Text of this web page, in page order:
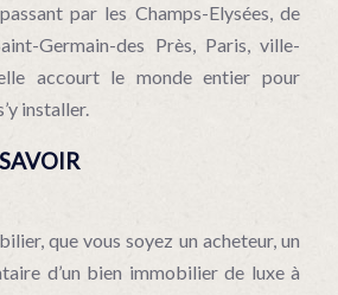
par les Champs-Elysées, de
Germain-des Près, Paris, ville-
accourt le monde entier pour
installer.
que vous soyez un acheteur, un
d’un bien immobilier de luxe à